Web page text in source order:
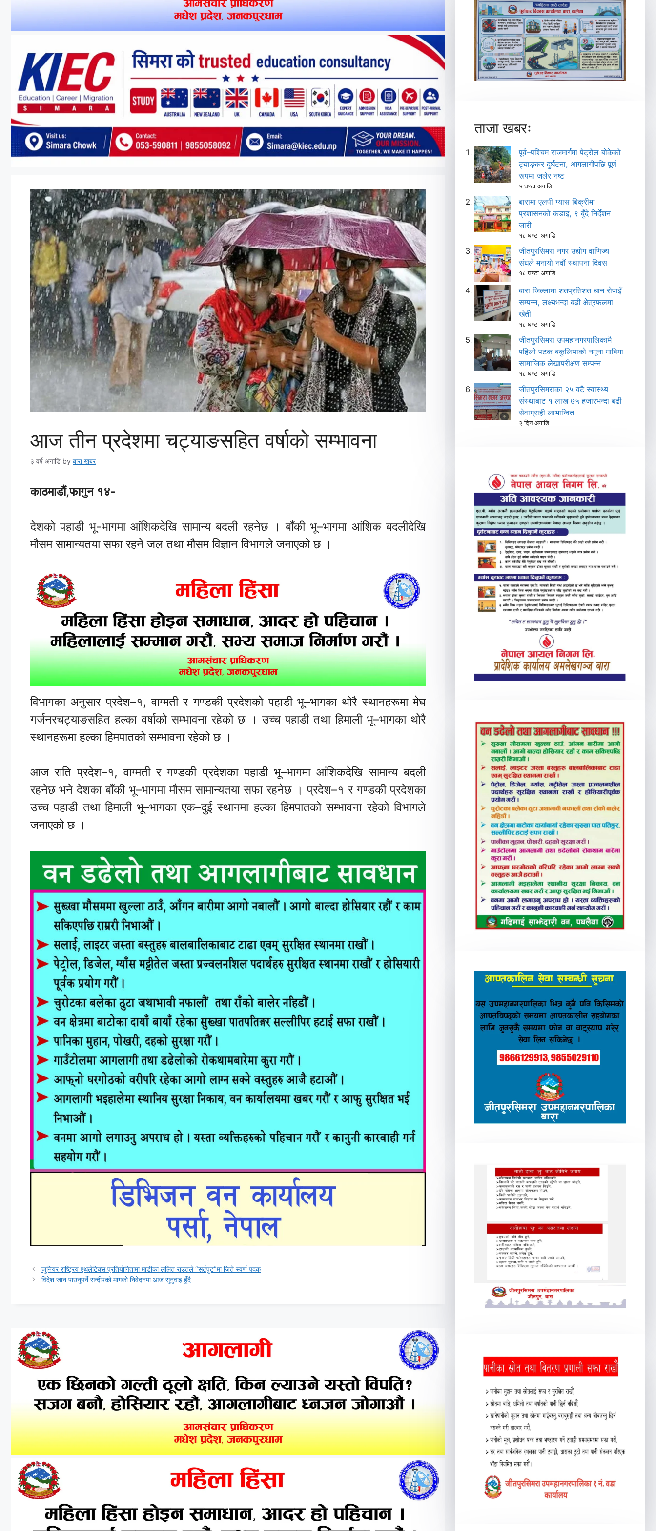
आज तीन प्रदेशमा चट्याङसहित वर्षाको सम्भावना
३ वर्ष अगाडि by बारा खबर
काठमाडौं,फागुन १४-
देशको पहाडी भू-भागमा आंशिकदेखि सामान्य बदली रहनेछ । बाँकी भू–भागमा आंशिक बदलीदेखि
मौसम सामान्यतया सफा रहने जल तथा मौसम विज्ञान विभागले जनाएको छ ।
विभागका अनुसार प्रदेश–१, वाग्मती र गण्डकी प्रदेशको पहाडी भू–भागका थोरै स्थानहरूमा मेघ
गर्जनरचट्याङसहित हल्का वर्षाको सम्भावना रहेको छ । उच्च पहाडी तथा हिमाली भू–भागका थोरै
स्थानहरूमा हल्का हिमपातको सम्भावना रहेको छ ।
आज राति प्रदेश–१, वाग्मती र गण्डकी प्रदेशका पहाडी भू–भागमा आंशिकदेखि सामान्य बदली
रहनेछ भने देशका बाँकी भू–भागमा मौसम सामान्यतया सफा रहनेछ । प्रदेश–१ र गण्डकी प्रदेशका
उच्च पहाडी तथा हिमाली भू–भागका एक–दुई स्थानमा हल्का हिमपातको सम्भावना रहेको विभागले
जनाएको छ ।
जुनियर राष्ट्रिय एथलेटिक्स प्रतियोगितामा माडीका ललित राउतले “सर्टपुट”मा जिते स्वर्ण पदक
विदेश जान पाउनुपर्ने सन्दीपको मागकाे निवेदनमा आज सुनुवाइ हुँदै
ताजा खबरः
पूर्व–पश्चिम राजमार्गमा पेट्रोल बोकेको
ट्याङ्कर दुर्घटना, आगलागीपछि पूर्ण
रूपमा जलेर नष्ट
५ घण्टा अगाडि
बारामा एलपी ग्यास बिक्रीमा
प्रशासनको कडाइ, ९ बुँदे निर्देशन
जारी
१८ घण्टा अगाडि
जीतपुरसिमरा नगर उद्योग वाणिज्य
संघले मनायो नवौं स्थापना दिवस
१८ घण्टा अगाडि
बारा जिल्लामा शतप्रतिशत धान रोपाइँ
सम्पन्न, लक्ष्यभन्दा बढी क्षेत्रफलमा
खेती
१८ घण्टा अगाडि
जीतपुरसिमरा उपमहानगरपालिकामै
पहिलो पटक बकुलियाको नमूना माविमा
सामाजिक लेखापरीक्षण सम्पन्न
१८ घण्टा अगाडि
जीतपुरसिमराका २५ वटै स्वास्थ्य
संस्थाबाट १ लाख ७५ हजारभन्दा बढी
सेवाग्राही लाभान्वित
२ दिन अगाडि